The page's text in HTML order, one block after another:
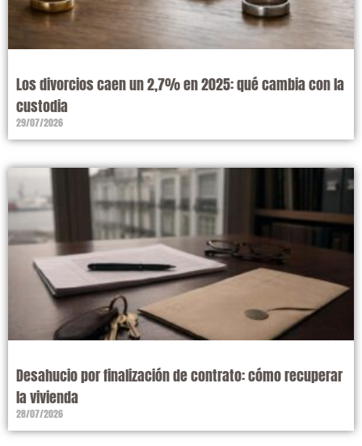
Los divorcios caen un 2,7% en 2025: qué cambia con la
custodia
29/07/2026
Desahucio por finalización de contrato: cómo recuperar
la vivienda
28/07/2026